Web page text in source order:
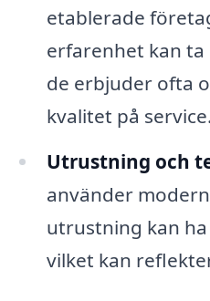
etablerade
erfarenhet kan
de erbjuder ofta
kvalitet på service.
Utrustning och
använder
utrustning kan
vilket kan